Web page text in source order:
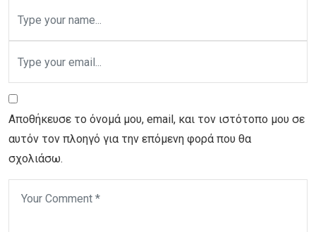
Αποθήκευσε το όνομά μου, email, και τον ιστότοπο μου σε
αυτόν τον πλοηγό για την επόμενη φορά που θα
σχολιάσω.